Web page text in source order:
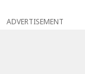
ADVERTISEMENT